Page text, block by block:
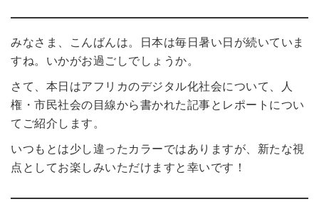
みなさま、こんばんは。日本は毎日暑い日が続いていま
すね。いかがお過ごしでしょうか。
さて、本日はアフリカのデジタル化社会について、人
権・市民社会の目線から書かれた記事とレポートについ
てご紹介します。
いつもとは少し違ったカラーではありますが、新たな視
点としてお楽しみいただけますと幸いです！